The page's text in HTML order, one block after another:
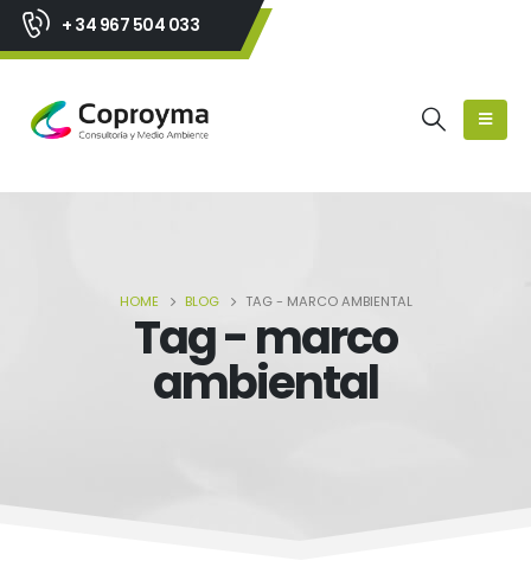
+ 34 967 504 033
HOME BLOG TAG - MARCO AMBIENTAL
Tag - marco
ambiental